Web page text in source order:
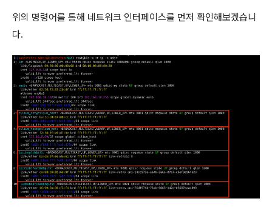
위의 명령어를 통해 네트워크 인터페이스를 먼저 확인해보겠습니
다.